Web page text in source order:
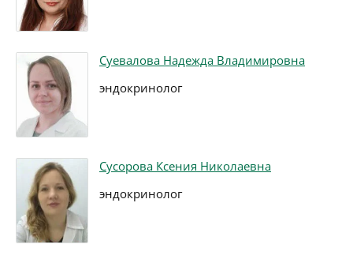
Суевалова Надежда Владимировна
эндокринолог
Сусорова Ксения Николаевна
эндокринолог